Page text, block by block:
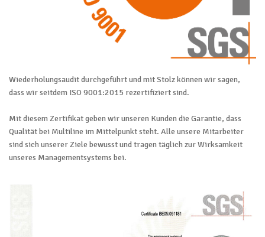
Wiederholungsaudit durchgeführt und mit Stolz können wir sagen,
dass wir seitdem ISO 9001:2015 rezertifiziert sind.
Mit diesem Zertifikat geben wir unseren Kunden die Garantie, dass
Qualität bei Multiline im Mittelpunkt steht. Alle unsere Mitarbeiter
sind sich unserer Ziele bewusst und tragen täglich zur Wirksamkeit
unseres Managementsystems bei.